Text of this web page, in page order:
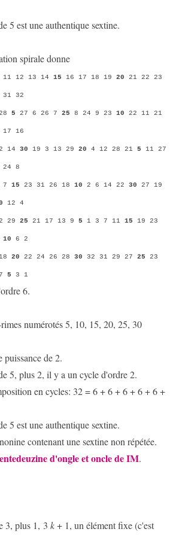
une authentique sextine.
spirale donne
11 12 13 14 15 16 17 18 19 20 21 22 23
31 32
5 27 6 26 7 25 8 24 9 23 10 22 11 21
17 16
14 30 19 3 13 29 20 4 12 28 21 5 11 27
24 8
7 15 23 31 26 18 10 2 6 14 22 30 27 19
12 4
29 25 21 17 13 9 5 1 3 7 11 15 19 23
10 6 2
20 22 24 26 28 30 32 31 29 27 25 23
5 3 1
6.
numérotés 5, 10, 15, 20, 25, 30
de 2.
2, il y a un cycle d'ordre 2.
en cycles: 32 = 6 + 6 + 6 + 6 + 6 +
une authentique sextine.
contenant une sextine non répétée.
d'ongle et oncle de IM.
3, plus 1, 3 k+ 1, un élément fixe (c'est